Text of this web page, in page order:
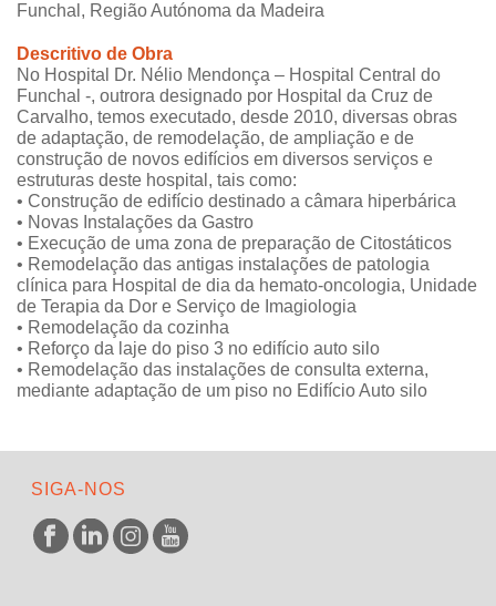
Funchal, Região Autónoma da Madeira
Descritivo de Obra
No Hospital Dr. Nélio Mendonça – Hospital Central do
Funchal -, outrora designado por Hospital da Cruz de
Carvalho, temos executado, desde 2010, diversas obras
de adaptação, de remodelação, de ampliação e de
construção de novos edifícios em diversos serviços e
estruturas deste hospital, tais como:
• Construção de edifício destinado a câmara hiperbárica
• Novas Instalações da Gastro
• Execução de uma zona de preparação de Citostáticos
• Remodelação das antigas instalações de patologia
clínica para Hospital de dia da hemato-oncologia, Unidade
de Terapia da Dor e Serviço de Imagiologia
• Remodelação da cozinha
• Reforço da laje do piso 3 no edifício auto silo
• Remodelação das instalações de consulta externa,
mediante adaptação de um piso no Edifício Auto silo
SIGA-NOS